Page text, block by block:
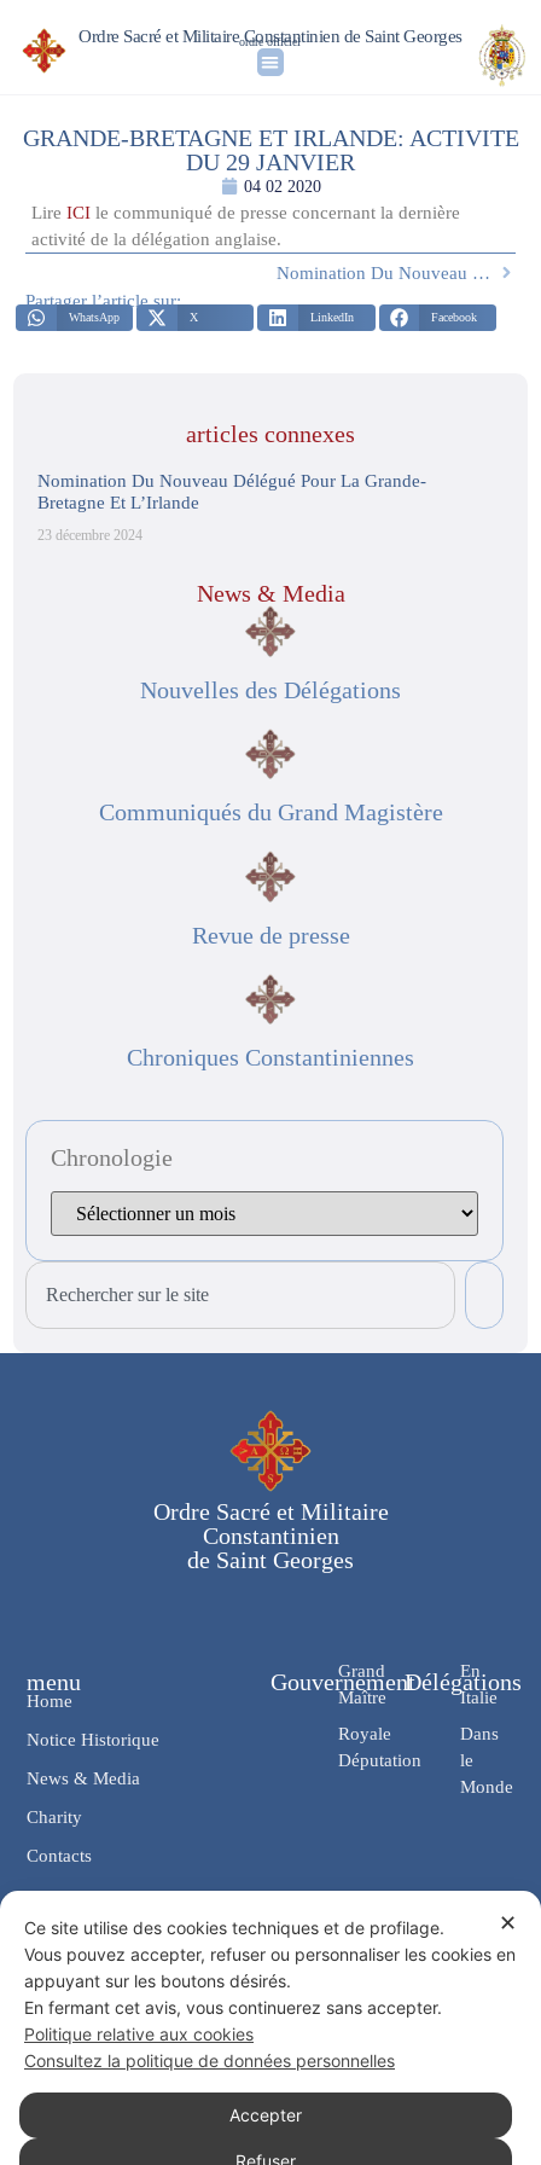
Ordre Sacré et Militaire Constantinien de Saint Georges
ordre officiel
GRANDE-BRETAGNE ET IRLANDE: ACTIVITE
DU 29 JANVIER
04 02 2020
LireICI le communiqué de presse concernant la dernière
activité de la délégation anglaise.
Nomination Du Nouveau Délégué Pour La Grande-Bretagne Et L’Irlande
Partager l’article sur:
WhatsApp X LinkedIn Facebook
articles connexes
Nomination Du Nouveau Délégué Pour La Grande-
Bretagne Et L’Irlande
23 décembre 2024
News & Media
Nouvelles des Délégations
Communiqués du Grand Magistère
Revue de presse
Chroniques Constantiniennes
Chronologie
Ordre Sacré et Militaire
Constantinien
de Saint Georges
Gouvernement
Grand
Maître
Royale
Députation
Délégations
En
Italie
Dans
le
Monde
menu
Home
Notice Historique
News & Media
Charity
Contacts
Contacts
Chancellerie: Via Giosuè Carducci, 4 00187 Rome (IT)
eMail: cancelleria@ordine-costantiniano.it
Tél. +39 06 47.41.190 +39 06 48.19.401
Social
✕
Ce site utilise des cookies techniques et de profilage.
Vous pouvez accepter, refuser ou personnaliser les cookies en
appuyant sur les boutons désirés.
En fermant cet avis, vous continuerez sans accepter.
Politique relative aux cookies
Consultez la politique de données personnelles
Accepter
Refuser